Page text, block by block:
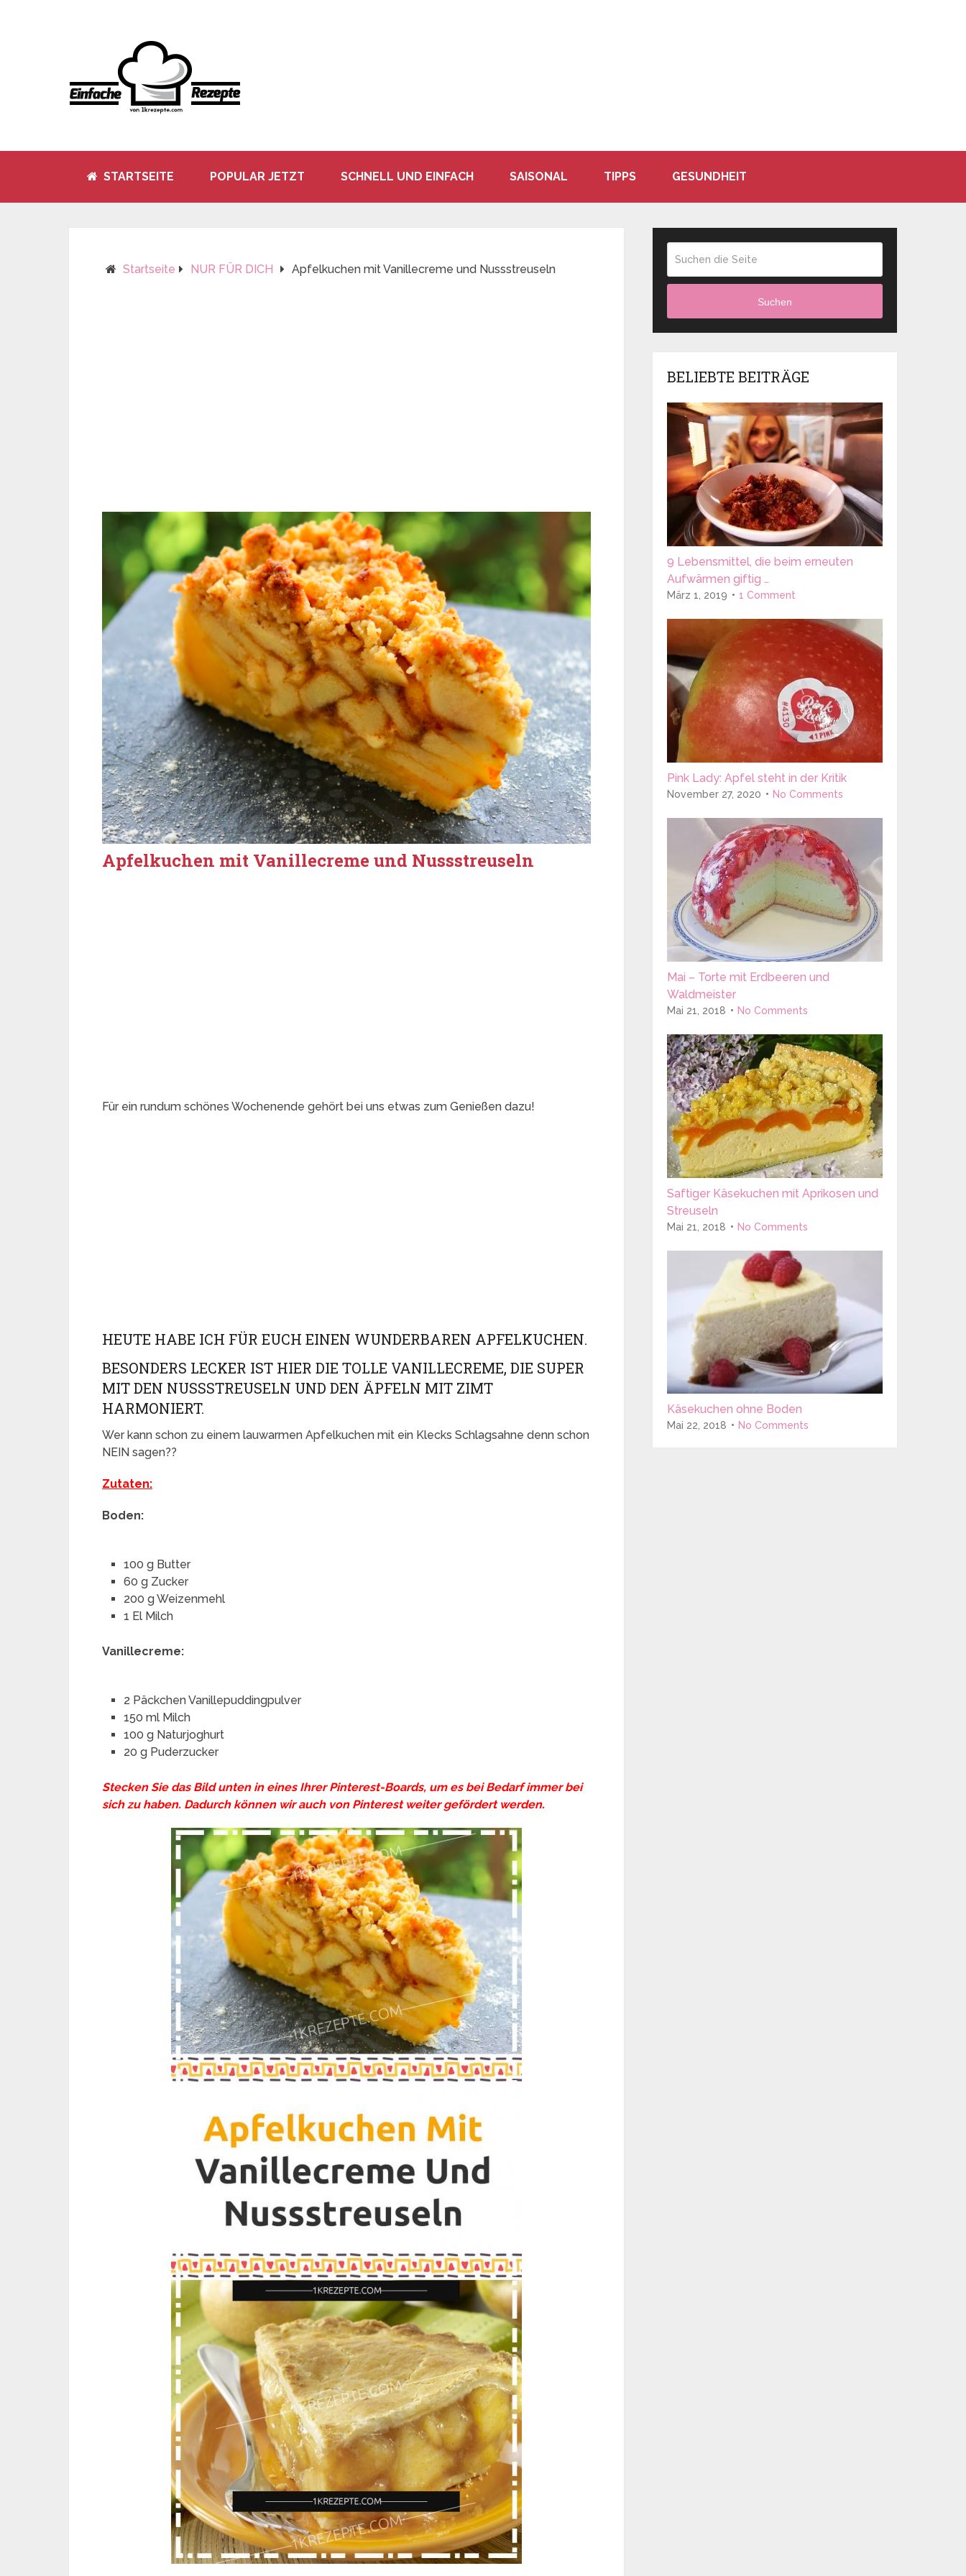
STARTSEITE POPULAR JETZT SCHNELL UND EINFACH SAISONAL TIPPS GESUNDHEIT
Startseite NUR FÜR DICH Apfelkuchen mit Vanillecreme und Nussstreuseln
Apfelkuchen mit Vanillecreme und Nussstreuseln
Für ein rundum schönes Wochenende gehört bei uns etwas zum Genießen dazu!
HEUTE HABE ICH FÜR EUCH EINEN WUNDERBAREN APFELKUCHEN.
BESONDERS LECKER IST HIER DIE TOLLE VANILLECREME, DIE SUPER
MIT DEN NUSSSTREUSELN UND DEN ÄPFELN MIT ZIMT
HARMONIERT.
Wer kann schon zu einem lauwarmen Apfelkuchen mit ein Klecks Schlagsahne denn schon
NEIN sagen??
Zutaten:
Boden:
100 g Butter
60 g Zucker
200 g Weizenmehl
1 El Milch
Vanillecreme:
2 Päckchen Vanillepuddingpulver
150 ml Milch
100 g Naturjoghurt
20 g Puderzucker
Stecken Sie das Bild unten in eines Ihrer Pinterest-Boards, um es bei Bedarf immer bei
sich zu haben. Dadurch können wir auch von Pinterest weiter gefördert werden.
Suchen
BELIEBTE BEITRÄGE
9 Lebensmittel, die beim erneuten
Aufwärmen giftig …
März 1, 2019 1 Comment
Pink Lady: Apfel steht in der Kritik
November 27, 2020 No Comments
Mai – Torte mit Erdbeeren und
Waldmeister
Mai 21, 2018 No Comments
Saftiger Käsekuchen mit Aprikosen und
Streuseln
Mai 21, 2018 No Comments
Käsekuchen ohne Boden
Mai 22, 2018 No Comments